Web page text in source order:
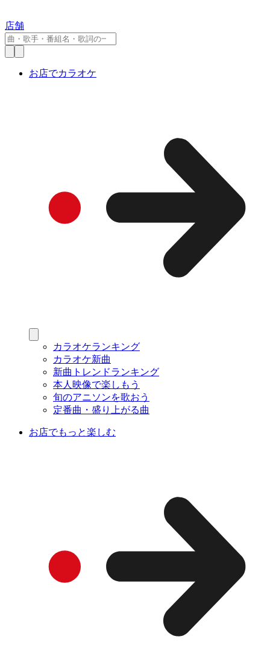
店舗
お店でカラオケ
カラオケランキング
カラオケ新曲
新曲トレンドランキング
本人映像で楽しもう
旬のアニソンを歌おう
定番曲・盛り上がる曲
お店でもっと楽しむ